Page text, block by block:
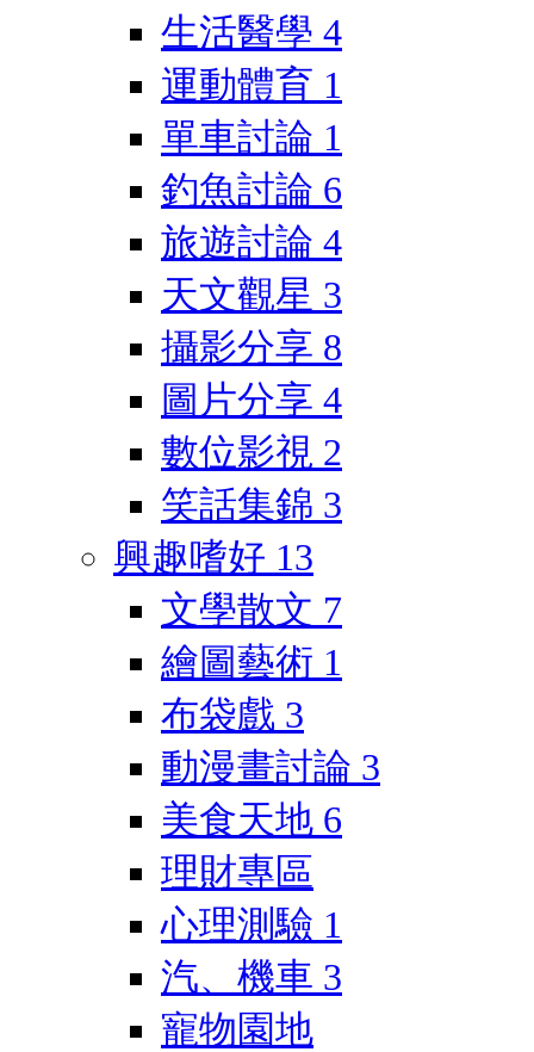
生活醫學 4
運動體育 1
單車討論 1
釣魚討論 6
旅遊討論 4
天文觀星 3
攝影分享 8
圖片分享 4
數位影視 2
笑話集錦 3
興趣嗜好 13
文學散文 7
繪圖藝術 1
布袋戲 3
動漫畫討論 3
美食天地 6
理財專區
心理測驗 1
汽、機車 3
寵物園地